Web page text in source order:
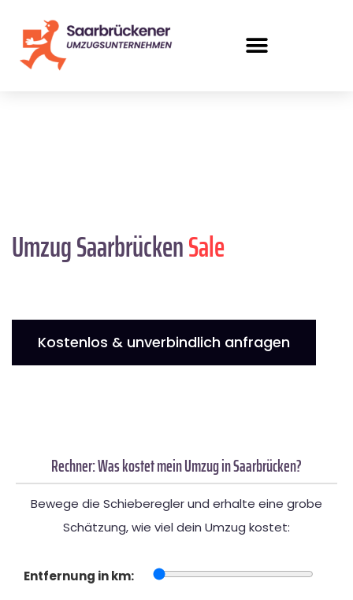
Umzug SaarbrückenSale
Kostenlos & unverbindlich anfragen
Rechner: Was kostet mein Umzug in Saarbrücken?
Bewege die Schieberegler und erhalte eine grobe
Schätzung, wie viel dein Umzug kostet:
Entfernung in km: